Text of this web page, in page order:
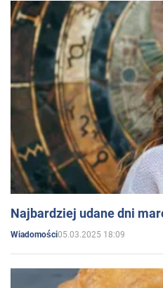
Najbardziej udane dni
Wiadomości05.03.2025 18:09